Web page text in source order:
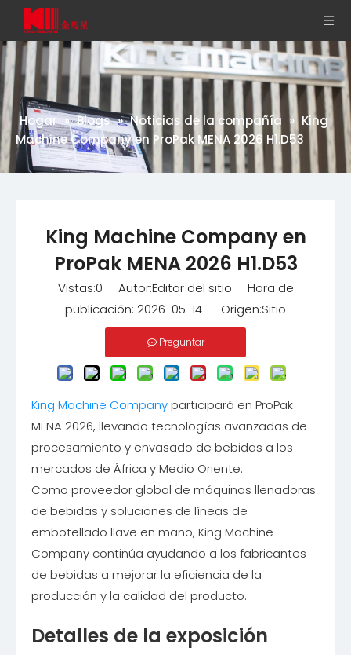
Hogar » Blogs » Noticias de la compañía » King
Machine Company en ProPak MENA 2026 H1.D53
King Machine Company en
ProPak MENA 2026 H1.D53
Vistas:0 Autor:Editor del sitio Hora de
publicación: 2026-05-14 Origen:Sitio
Preguntar
King Machine Companyparticipará en ProPak
MENA 2026, llevando tecnologías avanzadas de
procesamiento y envasado de bebidas a los
mercados de África y Medio Oriente.
Como proveedor global de máquinas llenadoras
de bebidas y soluciones de líneas de
embotellado llave en mano, King Machine
Company continúa ayudando a los fabricantes
de bebidas a mejorar la eficiencia de la
producción y la calidad del producto.
Detalles de la exposición